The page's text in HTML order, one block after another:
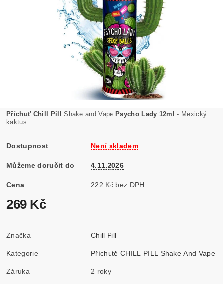
Příchuť Chill Pill Shake and Vape Psycho Lady 12ml - Mexický
kaktus.
Dostupnost Není skladem
Můžeme doručit do 4.11.2026
Cena 222 Kč bez DPH
269 Kč
Značka Chill Pill
Kategorie Příchutě CHILL PILL Shake And Vape
Záruka 2 roky